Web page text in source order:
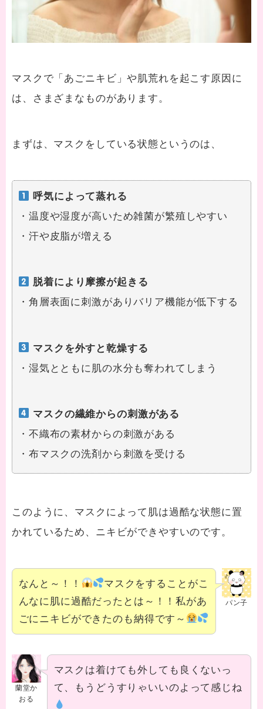
マスクで「あごニキビ」や肌荒れを起こす原因に
は、さまざまなものがあります。
まずは、マスクをしている状態というのは、
呼気によって蒸れる
・温度や湿度が高いため雑菌が繁殖しやすい
・汗や皮脂が増える
脱着により摩擦が起きる
・角層表面に刺激がありバリア機能が低下する
マスクを外すと乾燥する
・湿気とともに肌の水分も奪われてしまう
マスクの繊維からの刺激がある
・不織布の素材からの刺激がある
・布マスクの洗剤から刺激を受ける
このように、マスクによって肌は過酷な状態に置
かれているため、ニキビができやすいのです。
パン子
なんと～！！
マスクをすることがこ
んなに肌に過酷だったとは～！！私があ
ごにニキビができたのも納得です～
蘭堂か
おる
マスクは着けても外しても良くないっ
て、もうどうすりゃいいのよって感じね